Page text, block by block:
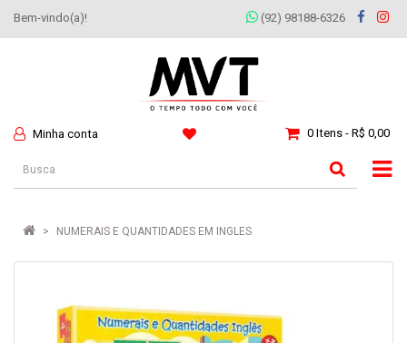
Bem-vindo(a)! (92) 98188-6326
Minha conta 0 Itens - R$ 0,00
NUMERAIS E QUANTIDADES EM INGLES